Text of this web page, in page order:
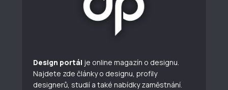
Design portál je online magazín o designu.
Najdete zde články o designu, profily
designerů, studií a také nabídky zaměstnání.